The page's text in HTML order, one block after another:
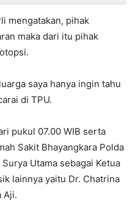
mengatakan, pihak
maka dari itu pihak
saya hanya ingin tahu
di TPU.
pukul 07.00 WIB serta
Sakit Bhayangkara Polda
Utama sebagai Ketua
lainnya yaitu Dr. Chatrina
Aji.